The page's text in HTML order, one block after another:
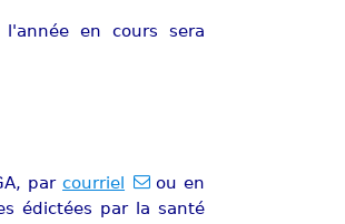
en cours sera
parcourriel
ou en
édictées par la santé